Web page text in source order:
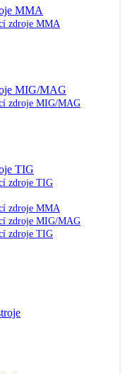
MMA
zdroje MMA
MIG/MAG
zdroje MIG/MAG
TIG
zdroje TIG
zdroje MMA
zdroje MIG/MAG
zdroje TIG